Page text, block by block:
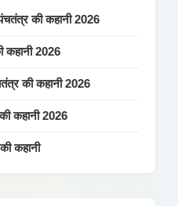
की कहानी 2026
कहानी 2026
की कहानी 2026
कहानी 2026
कहानी